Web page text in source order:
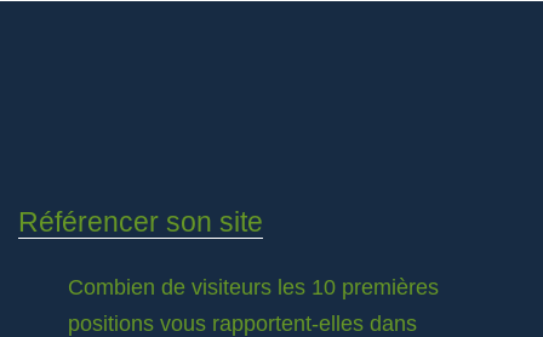
Référencer son site
Combien de visiteurs les 10 premières
positions vous rapportent-elles dans